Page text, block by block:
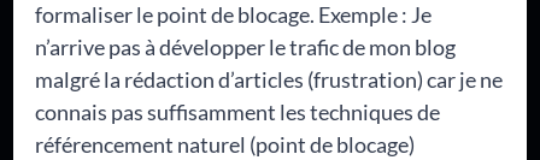
formaliser le point de blocage. Exemple : Je
n’arrive pas à développer le trafic de mon blog
malgré la rédaction d’articles (frustration) car je ne
connais pas suffisamment les techniques de
référencement naturel (point de blocage)